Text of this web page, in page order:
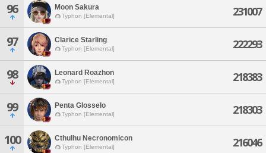
96 Moon Sakura
Typhon [Elemental] 231007
97 Clarice Starling
Typhon [Elemental] 222293
98 Leonard Roazhon
Typhon [Elemental] 218383
99 Penta Glosselo
Typhon [Elemental] 218303
100 Cthulhu Necronomicon
Typhon [Elemental] 216046